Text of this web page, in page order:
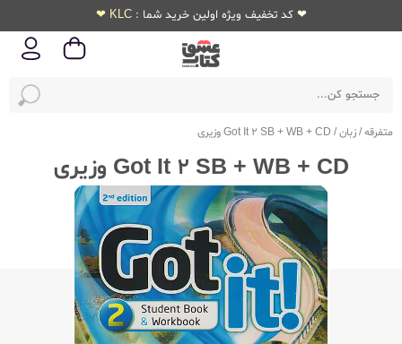
❤ کد تخفیف ویژه اولین خرید شما : KLC ❤
متفرقه/زبان/ Got It 2 SB + WB + CD وزیری
Got It 2 SB + WB + CD وزیری